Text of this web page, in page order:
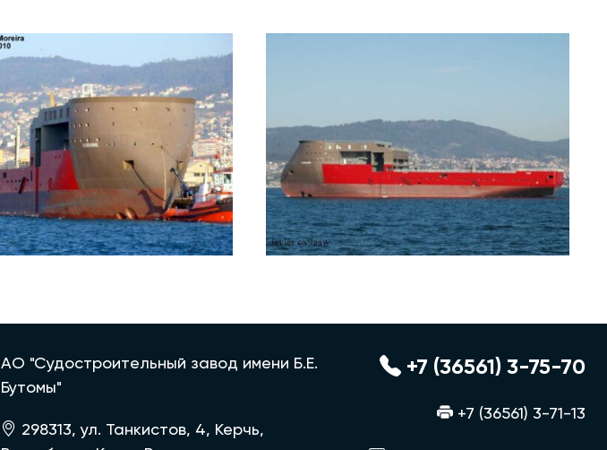
АО "Судостроительный завод имени Б.Е.
Бутомы"
298313, ул. Танкистов, 4, Керчь,
+7 (36561) 3-75-70
+7 (36561) 3-71-13